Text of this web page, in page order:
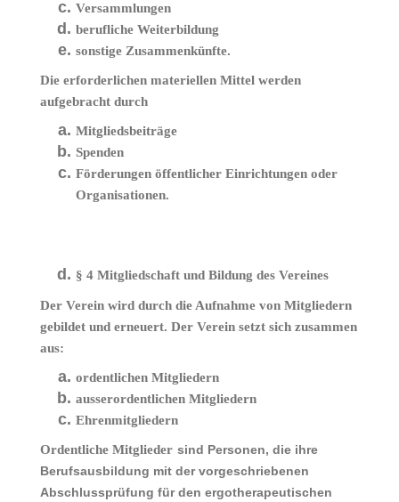
Versammlungen
berufliche Weiterbildung
sonstige Zusammenkünfte.
Die erforderlichen materiellen Mittel werden
aufgebracht durch
Mitgliedsbeiträge
Spenden
Förderungen öffentlicher Einrichtungen oder
Organisationen.
§ 4 Mitgliedschaft und Bildung des Vereines
Der Verein wird durch die Aufnahme von Mitgliedern
gebildet und erneuert. Der Verein setzt sich zusammen
aus:
ordentlichen Mitgliedern
ausserordentlichen Mitgliedern
Ehrenmitgliedern
Ordentliche Mitglieder sind Personen, die ihre
Berufsausbildung mit der vorgeschriebenen
Abschlussprüfung für den ergotherapeutischen